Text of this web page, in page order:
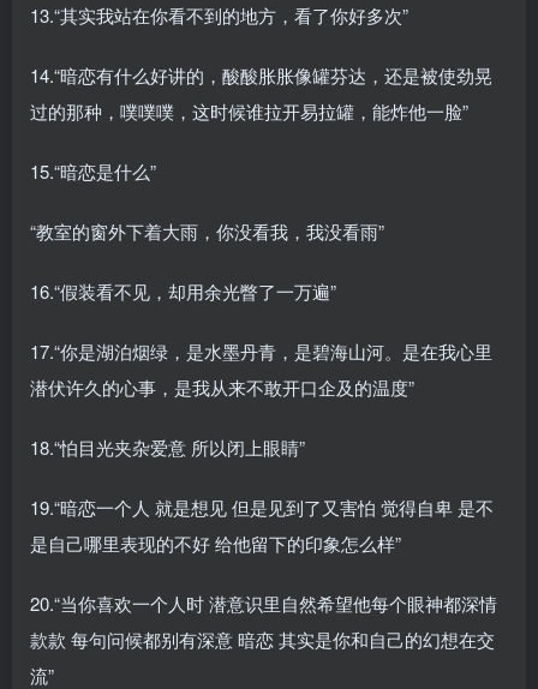
13.“其实我站在你看不到的地方，看了你好多次”
14.“暗恋有什么好讲的，酸酸胀胀像罐芬达，还是被使劲晃
过的那种，噗噗噗，这时候谁拉开易拉罐，能炸他一脸”
15.“暗恋是什么”
“教室的窗外下着大雨，你没看我，我没看雨”
16.“假装看不见，却用余光瞥了一万遍”
17.“你是湖泊烟绿，是水墨丹青，是碧海山河。是在我心里
潜伏许久的心事，是我从来不敢开口企及的温度”
18.“怕目光夹杂爱意 所以闭上眼睛”
19.“暗恋一个人 就是想见 但是见到了又害怕 觉得自卑 是不
是自己哪里表现的不好 给他留下的印象怎么样”
20.“当你喜欢一个人时 潜意识里自然希望他每个眼神都深情
款款 每句问候都别有深意 暗恋 其实是你和自己的幻想在交
流”